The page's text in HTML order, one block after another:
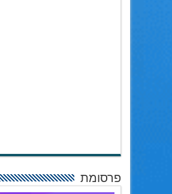
פרסומת